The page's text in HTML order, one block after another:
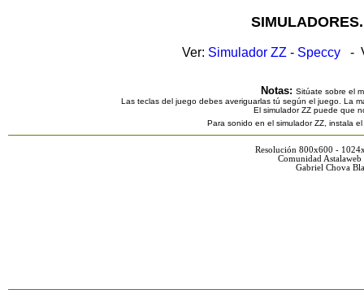
Ver: Simulador ZZ - Speccy -
Notas: Sitúate sobre el
Las teclas del juego debes averiguarlas tú según el juego. La
El simulador ZZ puede que
Para sonido en el simulador ZZ, instala
Resolución 800x600 -
Comunidad
Gabriel Chova